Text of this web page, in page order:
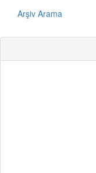
Arşiv Arama